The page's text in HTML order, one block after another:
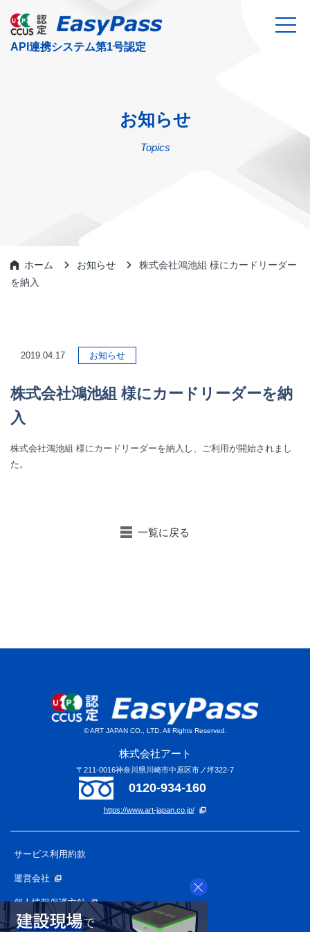
お知らせ
Topics
ホーム お知らせ
株式会社鴻池組 様にカードリーダー
を納入
2019.04.17 お知らせ
株式会社鴻池組 様にカードリーダーを納
入
株式会社鴻池組 様にカードリーダーを納入し、ご利用が開始されまし
た。
一覧に戻る
© ART JAPAN CO., LTD. All Rights Reserved.
株式会社アート
〒211-0016神奈川県川崎市中原区市ノ坪322-7
0120-934-160
https://www.art-japan.co.jp/
サービス利用約款
運営会社
個人情報保護方針
APプライバシーポリシー